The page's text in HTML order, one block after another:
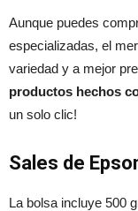
Aunque puedes
especializadas, el
variedad y a mejor
productos hechos
un solo clic!
Sales de
La bolsa incluye 500